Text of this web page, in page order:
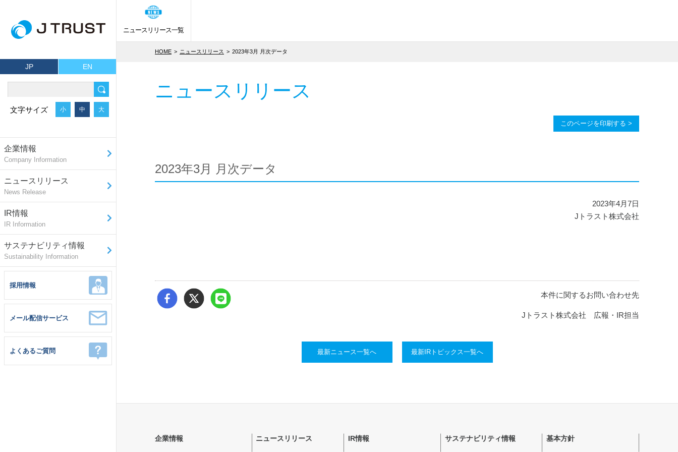
JP EN
文字サイズ 小 中 大
企業情報
Company Information
ニュースリリース
News Release
IR情報
IR Information
サステナビリティ情報
Sustainability Information
採用情報
メール配信サービス
よくあるご質問
ニュースリリース一覧
HOME ニュースリリース 2023年3月 月次データ
ニュースリリース
このページを印刷する >
2023年3月 月次データ
2023年4月7日
Jトラスト株式会社
本件に関するお問い合わせ先
Jトラスト株式会社 広報・IR担当
最新ニュース一覧へ 最新IRトピックス一覧へ
企業情報 ニュースリリース IR情報 サステナビリティ情報 基本方針